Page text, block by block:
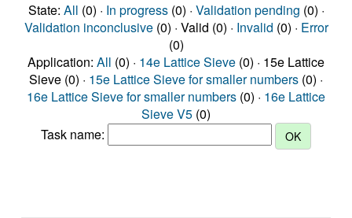
State: All (0) · In progress(0) · Validation pending (0) ·
Validation inconclusive(0) · Valid (0) · Invalid (0) · Error
(0)
Application: All (0) · 14e Lattice Sieve (0) · 15e Lattice
Sieve (0) · 15e Lattice Sieve for smaller numbers (0) ·
16e Lattice Sieve for smaller numbers (0) · 16e Lattice
Sieve V5 (0)
Task name: